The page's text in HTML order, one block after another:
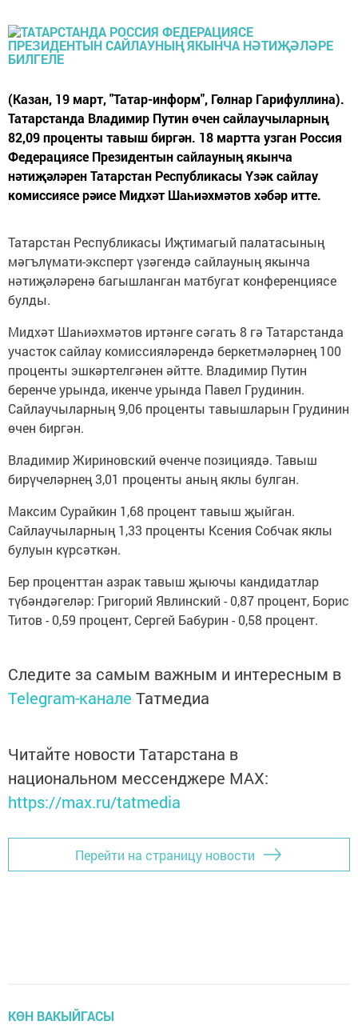
(Казан, 19 март, "Татар-информ", Гөлнар Гарифуллина).
Татарстанда Владимир Путин өчен сайлаучыларның
82,09 проценты тавыш биргән. 18 мартта узган Россия
Федерациясе Президентын сайлауның якынча
нәтиҗәләрен Татарстан Республикасы Үзәк сайлау
комиссиясе рәисе Мидхәт Шаһиәхмәтов хәбәр итте.
Татарстан Республикасы Иҗтимагый палатасының
мәгълүмати-эксперт үзәгендә сайлауның якынча
нәтиҗәләренә багышланган матбугат конференциясе
булды.
Мидхәт Шаһиәхмәтов иртәнге сәгать 8 гә Татарстанда
участок сайлау комиссияләрендә беркетмәләрнең 100
проценты эшкәртелгәнен әйтте. Владимир Путин
беренче урында, икенче урында Павел Грудинин.
Сайлаучыларның 9,06 проценты тавышларын Грудинин
өчен биргән.
Владимир Жириновский өченче позициядә. Тавыш
бирүчеләрнең 3,01 проценты аның яклы булган.
Максим Сурайкин 1,68 процент тавыш җыйган.
Сайлаучыларның 1,33 проценты Ксения Собчак яклы
булуын күрсәткән.
Бер проценттан азрак тавыш җыючы кандидатлар
түбәндәгеләр: Григорий Явлинский - 0,87 процент, Борис
Титов - 0,59 процент, Сергей Бабурин - 0,58 процент.
Следите за самым важным и интересным в
Telegram-канале Татмедиа
Читайте новости Татарстана в
национальном мессенджере MАХ:
https://max.ru/tatmedia
Перейти на страницу новости
КӨН ВАКЫЙГАСЫ